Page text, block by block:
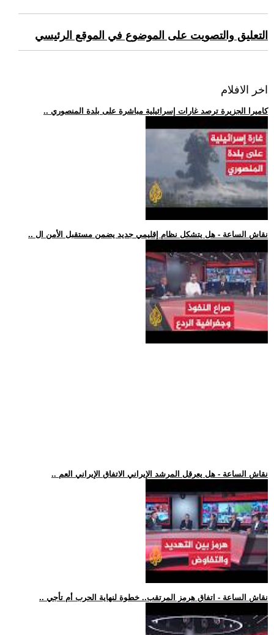
التعليق والتصويت على الموضوع في الموقع الرئيسي
اخر الافلام
.. كاميرا الجزيرة ترصد غارات إسرائيلية مباشرة على بلدة المنصوري
.. نقاش الساعة - هل يتشكل نظام إقليمي جديد يضمن مستقبل الأمن ال
.. نقاش الساعة - هل يعرقل المرشد الإيراني الاتفاق الإيراني العم
.. نقاش الساعة - اتفاق هرمز المرتقب.. خطوة لنهاية الحرب أم تأجي